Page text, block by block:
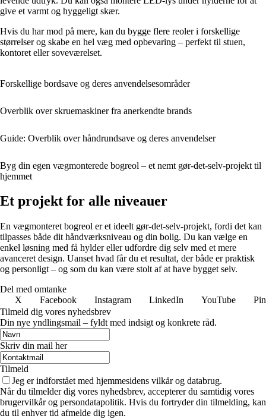
give et varmt og hyggeligt skær.
Hvis du har mod på mere, kan du bygge flere reoler i forskellige
størrelser og skabe en hel væg med opbevaring – perfekt til stuen,
kontoret eller soveværelset.
Forskellige bordsave og deres anvendelsesområder
Overblik over skruemaskiner fra anerkendte brands
Guide: Overblik over håndrundsave og deres anvendelser
Byg din egen vægmonterede bogreol – et nemt gør-det-selv-projekt til
hjemmet
Et projekt for alle niveauer
En vægmonteret bogreol er et ideelt gør-det-selv-projekt, fordi det kan
tilpasses både dit håndværksniveau og din bolig. Du kan vælge en
enkel løsning med få hylder eller udfordre dig selv med et mere
avanceret design. Uanset hvad får du et resultat, der både er praktisk
og personligt – og som du kan være stolt af at have bygget selv.
Del med omtanke
X
Facebook Instagram LinkedIn YouTube
Tilmeld dig vores nyhedsbrev
Din nye yndlingsmail – fyldt med indsigt og konkrete råd.
Skriv din mail her
Tilmeld
Jeg er indforstået med hjemmesidens vilkår og databrug.
Når du tilmelder dig vores nyhedsbrev, accepterer du samtidig vores
brugervilkår og persondatapolitik. Hvis du fortryder din tilmelding, kan
du til enhver tid afmelde dig igen.